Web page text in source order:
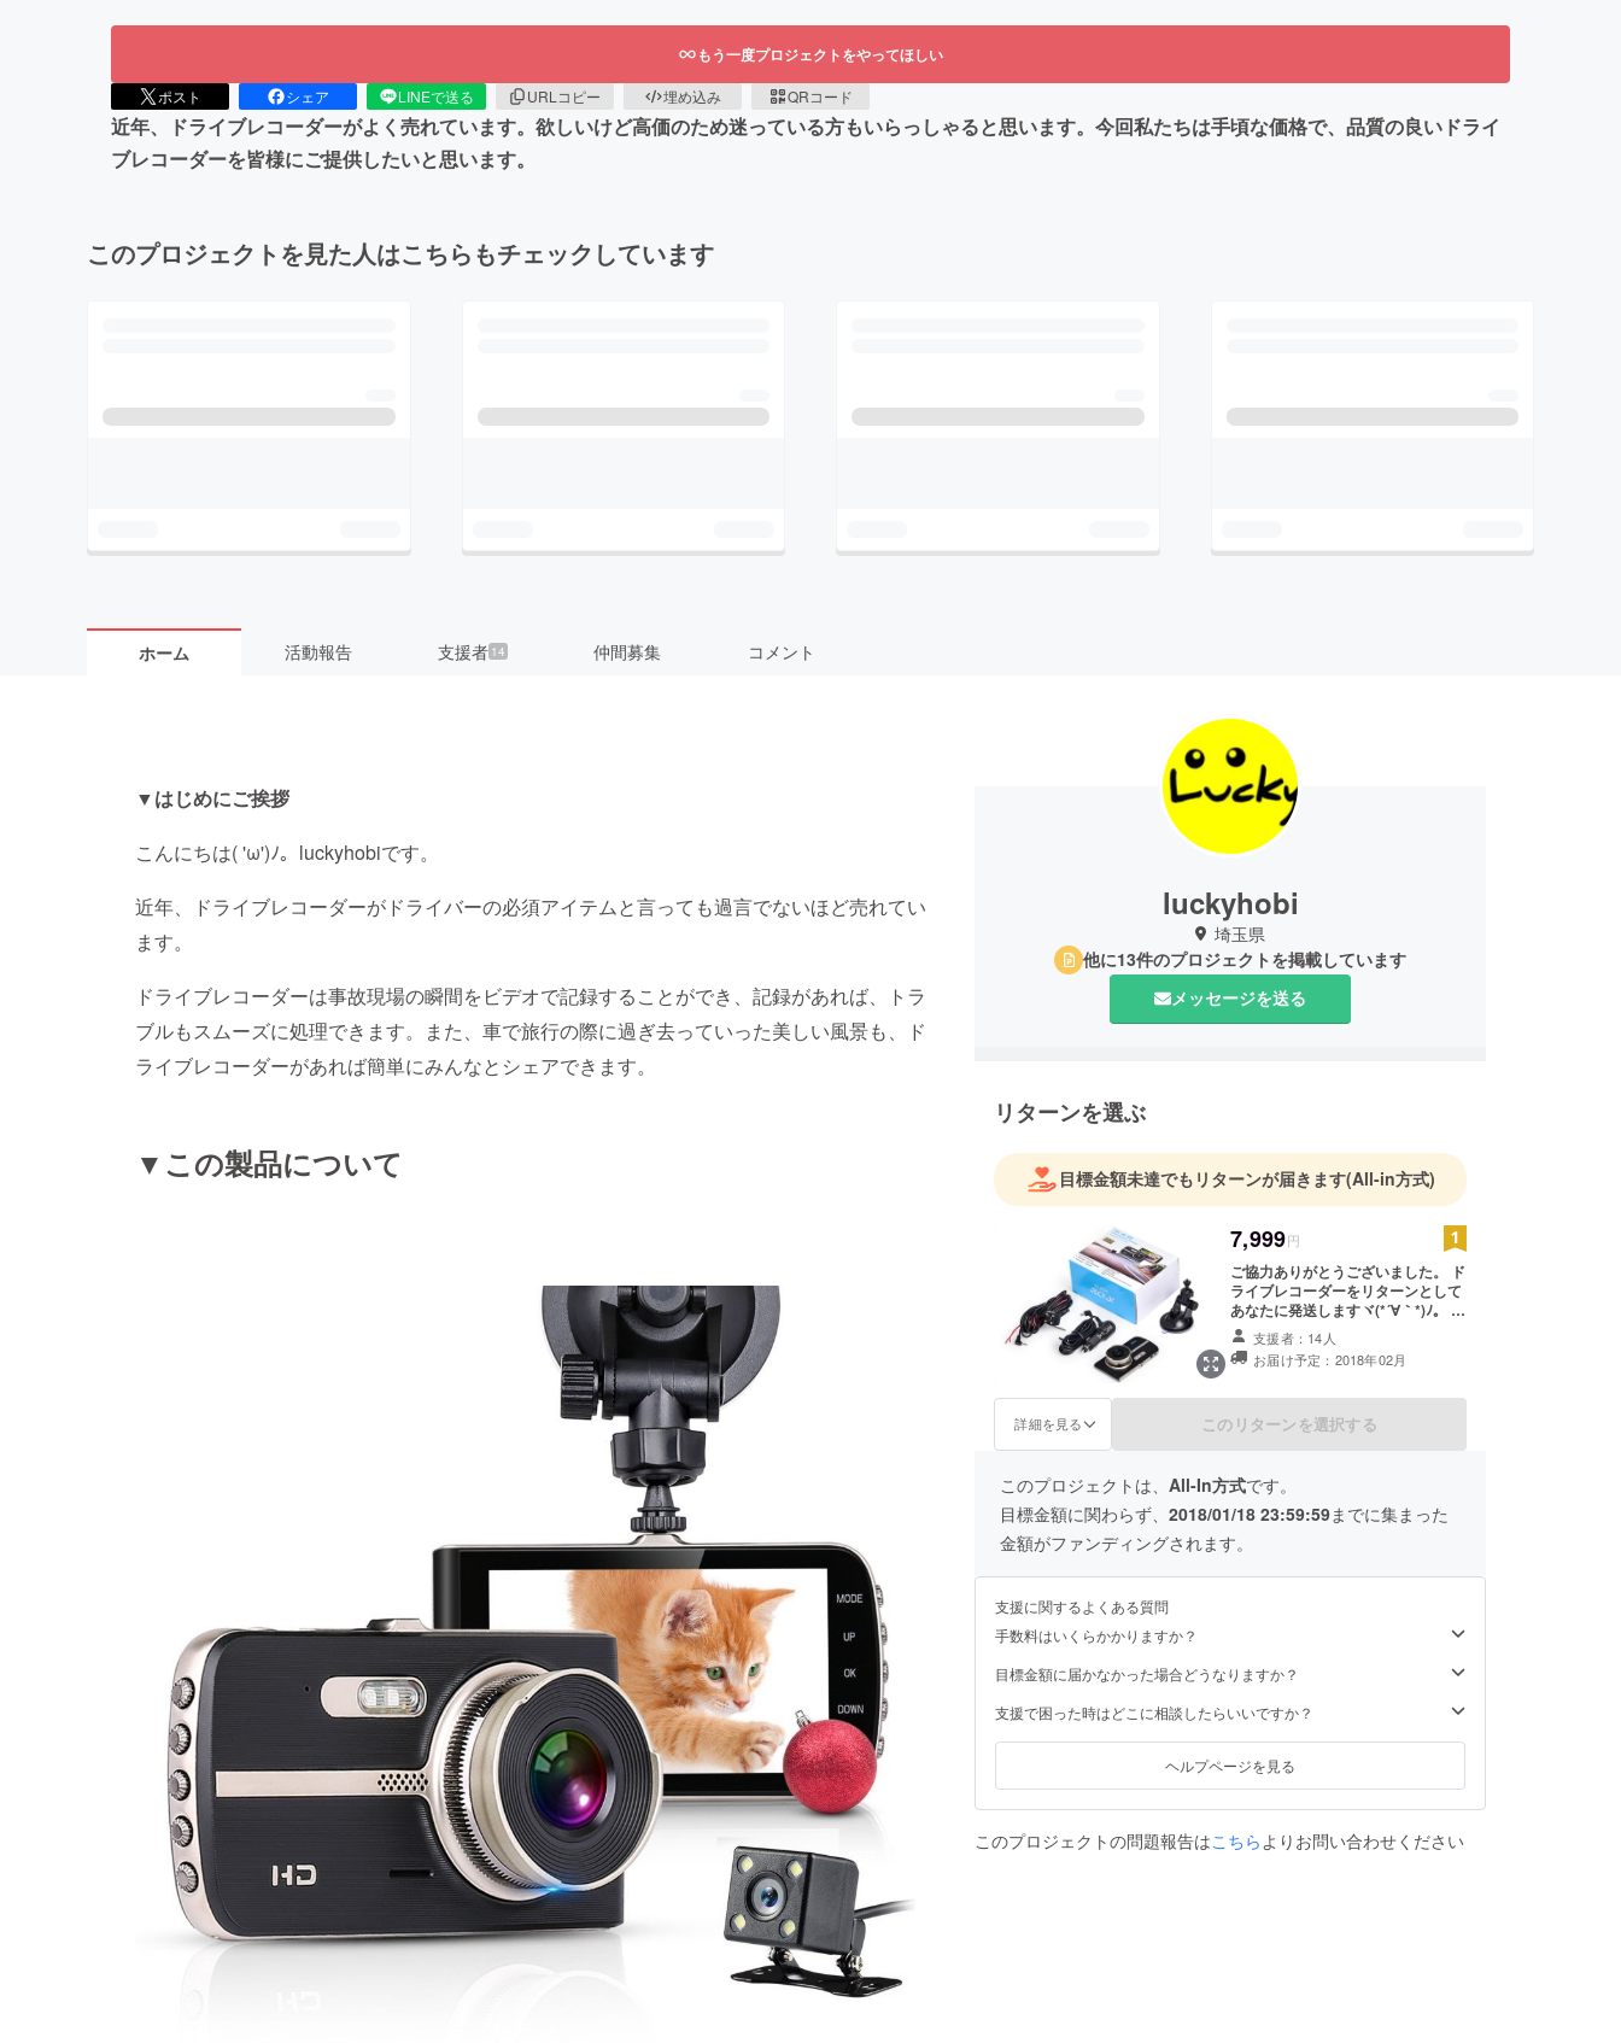
もう一度プロジェクトをやってほしい
ポスト シェア LINEで送る URLコピー 埋め込み QRコード
近年、ドライブレコーダーがよく売れています。欲しいけど高価のため迷っている方もいらっしゃると思います。今回私たちは手頃な価格で、品質の良いドライ
ブレコーダーを皆様にご提供したいと思います。
このプロジェクトを見た人はこちらもチェックしています
ホーム 活動報告 支援者 14 仲間募集 コメント
▼はじめにご挨拶
こんにちは( 'ω')ﾉ。luckyhobiです。
近年、ドライブレコーダーがドライバーの必須アイテムと言っても過言でないほど売れてい
ます。
ドライブレコーダーは事故現場の瞬間をビデオで記録することができ、記録があれば、トラ
ブルもスムーズに処理できます。また、車で旅行の際に過ぎ去っていった美しい風景も、ド
ライブレコーダーがあれば簡単にみんなとシェアできます。
▼この製品について
luckyhobi
埼玉県
他に13件のプロジェクトを掲載しています
メッセージを送る
リターンを選ぶ
目標金額未達でもリターンが届きます(All-in方式)
7,999円
ご協力ありがとうございました。 ド
ライブレコーダーをリターンとして
あなたに発送しますヾ(*´∀｀*)ﾉ。 組
み合わせ： ドライブレコーダー本体
×１ リアカメラ×１ 車載充電器×
１ 吸盤スタンド×１ 日本語説明
支援者：14人
お届け予定：2018年02月
詳細を見る このリターンを選択する
このプロジェクトは、 All-In方式です。
目標金額に関わらず、 2018/01/18 23:59:59までに集まった
金額がファンディングされます。
支援に関するよくある質問
手数料はいくらかかりますか？
目標金額に届かなかった場合どうなりますか？
支援で困った時はどこに相談したらいいですか？
ヘルプページを見る
このプロジェクトの問題報告はこちら よりお問い合わせください